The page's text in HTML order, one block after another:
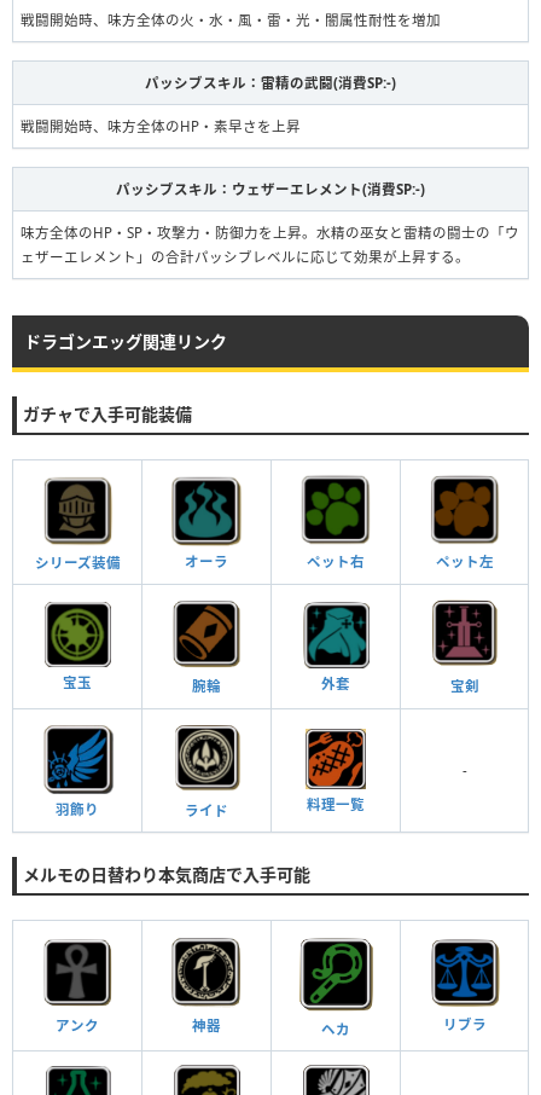
戦闘開始時、味方全体の火・水・風・雷・光・闇属性耐性を増加
パッシブスキル：雷精の武闘(消費SP:-)
戦闘開始時、味方全体のHP・素早さを上昇
パッシブスキル：ウェザーエレメント(消費SP:-)
味方全体のHP・SP・攻撃力・防御力を上昇。水精の巫女と雷精の闘士の「ウ
ェザーエレメント」の合計パッシブレベルに応じて効果が上昇する。
ドラゴンエッグ関連リンク
ガチャで入手可能装備
シリーズ装備 オーラ ペット右 ペット左
宝玉 腕輪 外套 宝剣
羽飾り ライド 料理一覧
-
メルモの日替わり本気商店で入手可能
アンク 神器 ヘカ リブラ